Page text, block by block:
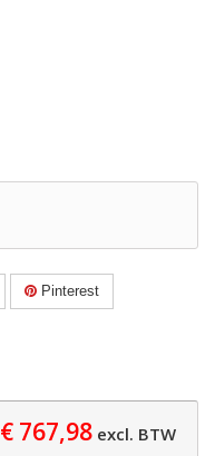
Pinterest
€ 767,98 excl. BTW